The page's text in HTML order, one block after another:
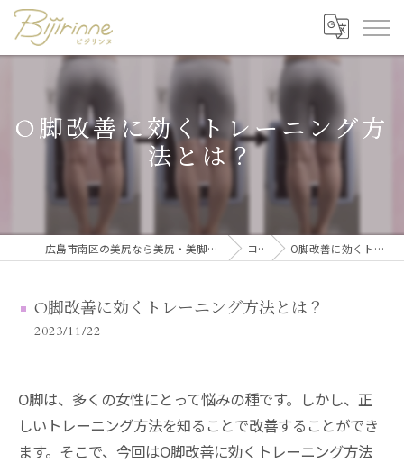
O脚改善に効くトレーニング方
法とは？
広島市南区の美尻なら美尻・美脚トレーニング・セルフ脱毛 ビジリンヌ コラム O脚改善に効くトレーニング方法とは？
O脚改善に効くトレーニング方法とは？
2023/11/22
O脚は、多くの女性にとって悩みの種です。しかし、正
しいトレーニング方法を知ることで改善することができ
ます。そこで、今回はO脚改善に効くトレーニング方法